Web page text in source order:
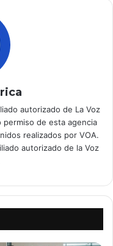
autorizado de La Voz
de esta agencia
realizados por VOA.
autorizado de la Voz